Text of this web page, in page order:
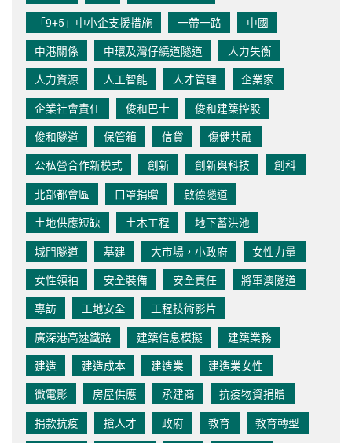
「9+5」中小企支援措施
一帶一路
中國
中港關係
中環及灣仔繞道隧道
人力失衡
人力資源
人工智能 人才管理
企業家
企業社會責任
俊和巴士
俊和建築控股
俊和隧道
保管箱 信貸
傷健共融
公私營合作新模式
創新 創新與科技
創科
北部都會區
口罩捐贈
啟德隧道
土地供應短缺
土木工程
地下蓄洪池
城門隧道
基建 大市場，小政府
女性力量
女性領袖
安全裝備 安全責任
將軍澳隧道
專訪
工地安全
工程技術影片
廣深港高速鐵路
建築信息模擬
建築業務
建造
建造成本 建造業
建造業女性
微電影
房屋供應 承建商
抗疫物資捐贈
捐款抗疫
搶人才 政府 教育
教育轉型